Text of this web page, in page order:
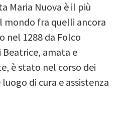
Maria Nuova è il più
mondo fra quelli ancora
nel 1288 da Folco
amata e
è stato nel corso dei
di cura e assistenza